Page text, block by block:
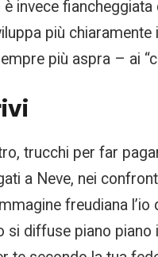
invece
più
più aspra – ai
trucchi per far
a Neve, nei
freudiana
diffuse piano